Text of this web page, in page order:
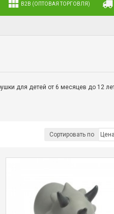
B2B (ОПТОВАЯ ТОРГОВЛЯ)
для детей от 6 месяцев до 12
Сортировать по